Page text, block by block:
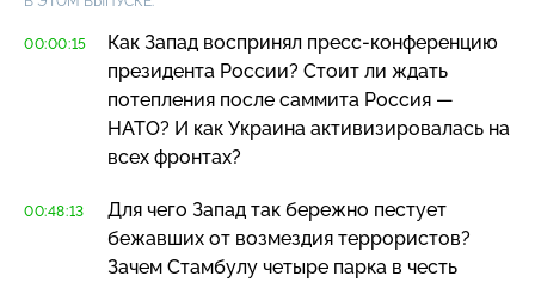
00:00:15 Как Запад воспринял пресс-конференцию
президента России? Стоит ли ждать
потепления после саммита Россия —
НАТО? И как Украина активизировалась на
всех фронтах?
00:48:13
Для чего Запад так бережно пестует
бежавших от возмездия террористов?
Зачем Стамбулу четыре парка в честь